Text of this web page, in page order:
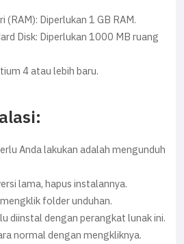
Diperlukan 1 GB RAM.
Disk: Diperlukan 1000 MB ruang
4 atau lebih baru.
Anda lakukan adalah mengunduh
lama, hapus instalannya.
folder unduhan.
diinstal dengan perangkat lunak ini.
normal dengan mengkliknya.